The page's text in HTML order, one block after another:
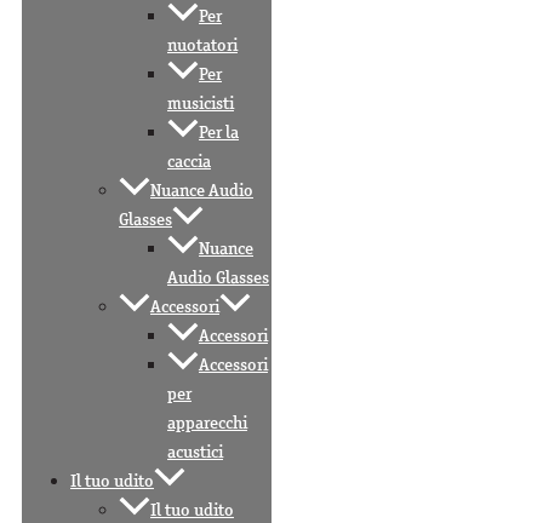
Per
nuotatori
Per
musicisti
Per la
caccia
Nuance Audio
Glasses
Nuance
Audio Glasses
Accessori
Accessori
Accessori
per
apparecchi
acustici
Il tuo udito
Il tuo udito